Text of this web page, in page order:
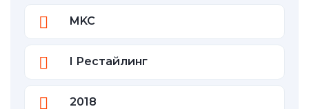
MKC
I Рестайлинг
2018